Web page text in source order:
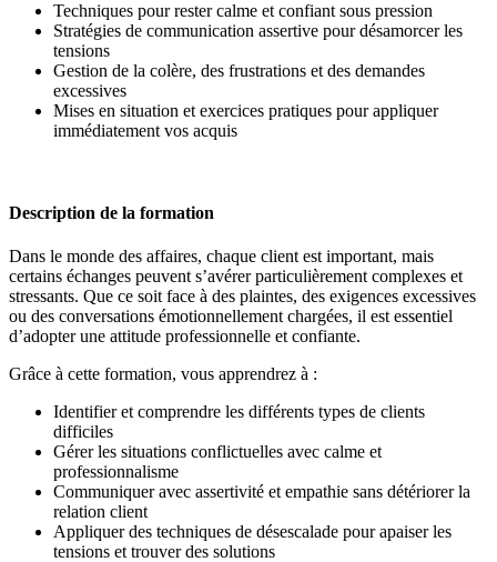
Techniques pour rester calme et confiant sous pression
Stratégies de communication assertive pour désamorcer les
tensions
Gestion de la colère, des frustrations et des demandes
excessives
Mises en situation et exercices pratiques pour appliquer
immédiatement vos acquis
Description de la formation
Dans le monde des affaires, chaque client est important, mais
certains échanges peuvent s’avérer particulièrement complexes et
stressants. Que ce soit face à des plaintes, des exigences excessives
ou des conversations émotionnellement chargées, il est essentiel
d’adopter une attitude professionnelle et confiante.
Grâce à cette formation, vous apprendrez à :
Identifier et comprendre les différents types de clients
difficiles
Gérer les situations conflictuelles avec calme et
professionnalisme
Communiquer avec assertivité et empathie sans détériorer la
relation client
Appliquer des techniques de désescalade pour apaiser les
tensions et trouver des solutions